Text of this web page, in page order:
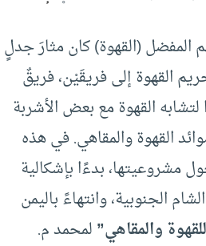
المفضل (القهوة) كان مثارَ جدلٍ
القهوة إلى فريقَيْن، فريقٌ
لتشابه القهوة مع بعض الأشربة
القهوة والمقاهي. في هذه
مشروعيتها، بدءًا بإشكالية
الجنوبية، وانتهاءً باليمن
والمقاهي”لمحمد م.